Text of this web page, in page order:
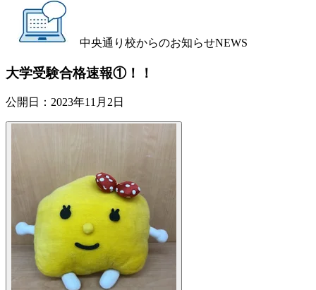
中央通り校からのお知らせNEWS
大学受験合格速報①！！
公開日： 2023年11月2日